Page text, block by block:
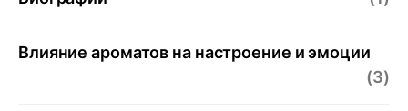
Влияние ароматов на настроение и эмоции
(3)